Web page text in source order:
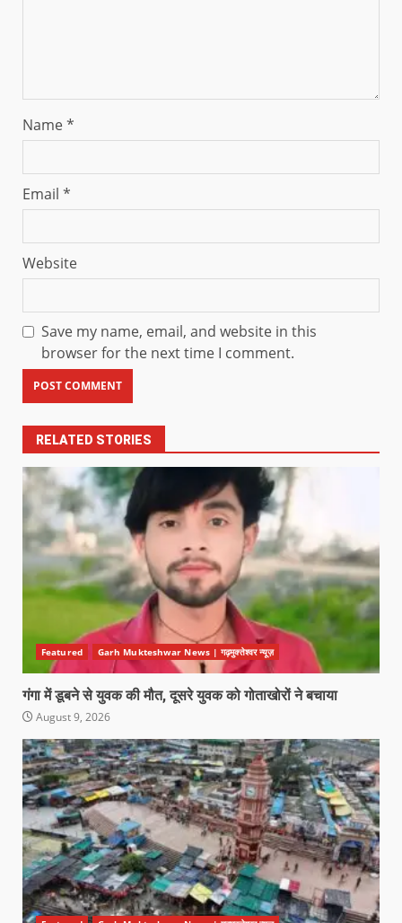
Name*
Email *
Website
Save my name, email, and website in this
browser for the next time I comment.
RELATED STORIES
Featured Garh Mukteshwar News | गढ़मुक्तेश्वर न्यूज़
गंगा में डूबने से युवक की मौत, दूसरे युवक को गोताखोरों ने बचाया
August 9, 2026